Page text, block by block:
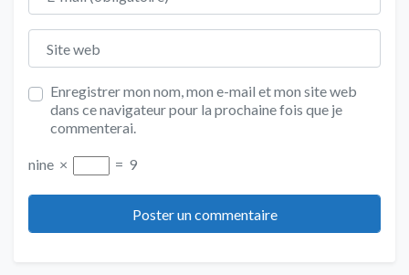
Site web
Enregistrer mon nom, mon e-mail et mon site web
dans ce navigateur pour la prochaine fois que je
commenterai.
nine × = 9